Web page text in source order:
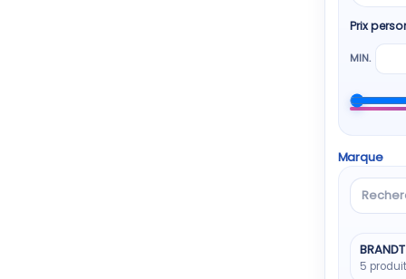
Prix
MIN.
Marque
une
BRANDT
5